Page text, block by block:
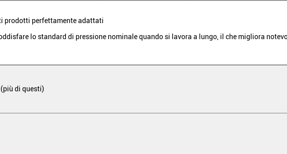
prodotti perfettamente adattati
lo standard di pressione nominale quando si lavora a lungo, il che migliora
di questi)